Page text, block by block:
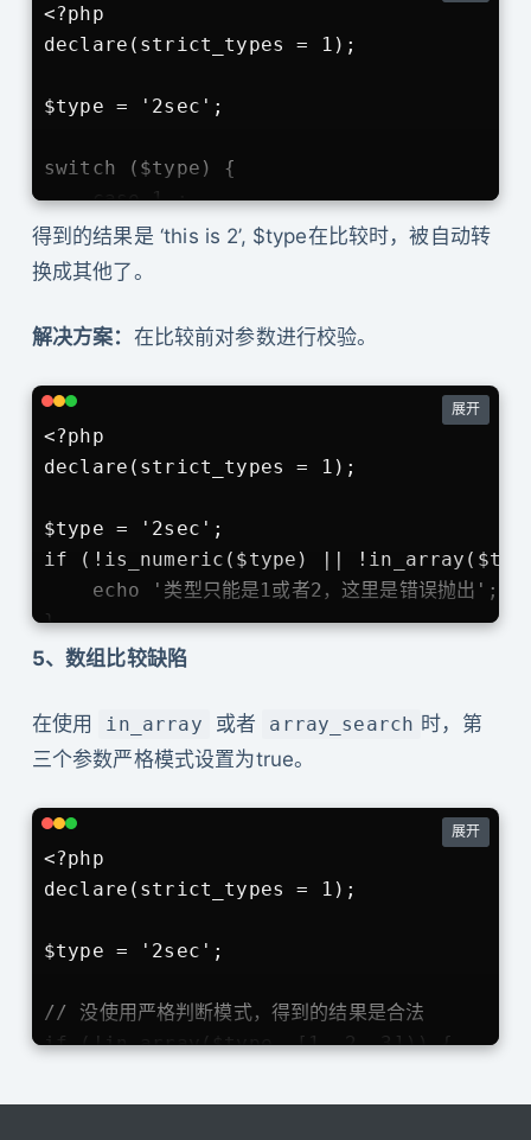
<?php
declare(strict_types = 1);
$type = '2sec';
switch ($type) {
    case 1 :
        echo 'this is 1';
        break;
        echo 'this is 2';
        break;
    default :
        echo 'this is default';
        break;
}
得到的结果是 ‘this is 2’, $type在比较时，被自动转
换成其他了。
解决方案： 在比较前对参数进行校验。
展开
<?php
declare(strict_types = 1);
$type = '2sec';
if (!is_numeric($type) ||
    echo '类型只能是1或者2，这里是错误抛出';
}
switch ($type) {
        echo 'this is 1';
        break;
    case 2 :
        echo 'this is 2';
        break;
    default :
        echo 'this is default';
5、数组比较缺陷
在使用 in_array 或者 array_search 时，第
三个参数严格模式设置为true。
展开
<?php
declare(strict_types = 1);
$type = '2sec';
// 没使用严格判断模式，得到的结果是合法
if (!in_array($type, [1, 2, 3])) {
} else {